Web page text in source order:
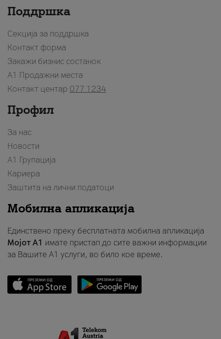
Поддршка
Секција за поддршка
Контакт форма
Закажи бизнис состанок
A1 Продажни места
Контакт центар 077 1234
Профил
За нас
Новости
А1 Групација
Кариера
Заштита на лични податоци
Мобилна апликација
Единствено преку бесплатната мобилна апликација
Мојот A1 имате пристап до сите важни информации
за Вашите A1 услуги, во било кое време.